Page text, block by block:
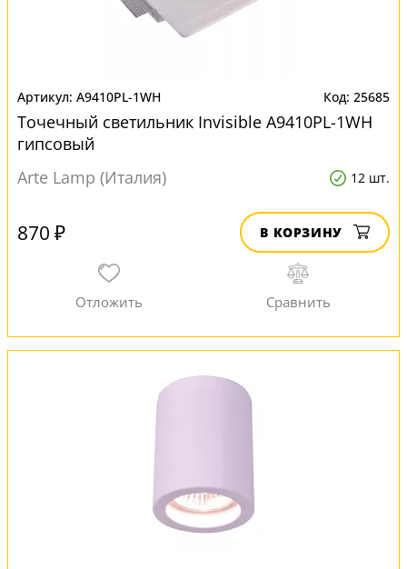
A9410PL-1WH 25685
Точечный светильник Invisible A9410PL-1WH
гипсовый
Arte Lamp (Италия)
12 шт.
870 ₽ В КОРЗИНУ